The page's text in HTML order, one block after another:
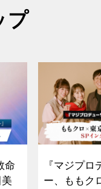
プ
命
『マジプロ
ー、ももク